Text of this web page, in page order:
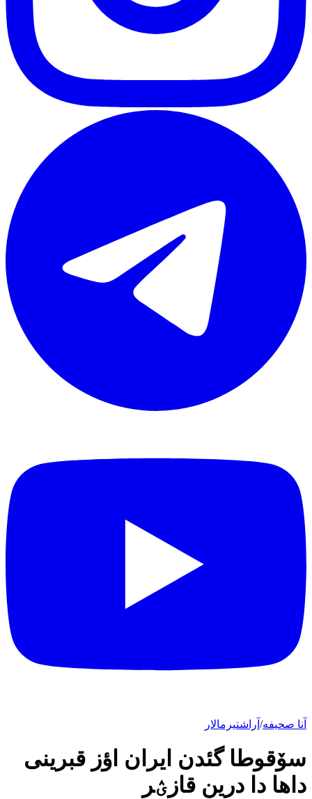
آنا صحیفه/ آراشتیرمالار
سۆقوطا گئدن ایران اؤز قبرینی
داها دا درین قازؽر